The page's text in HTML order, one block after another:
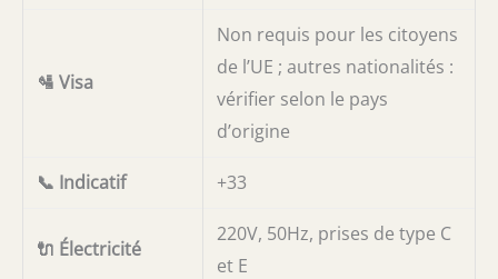
🛂 Visa
Non requis pour les citoyens
de l’UE ; autres nationalités :
vérifier selon le pays
d’origine
📞 Indicatif +33
🔌 Électricité
220V, 50Hz, prises de type C
et E